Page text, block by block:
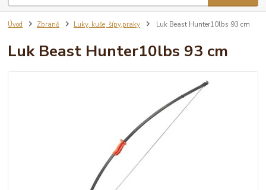
Úvod Zbraně Luky, kuše, šípy,praky Luk Beast Hunter10lbs 93 cm
Luk Beast Hunter10lbs 93 cm